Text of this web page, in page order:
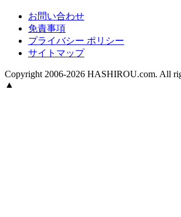
お問い合わせ
免責事項
プライバシー ポリシー
サイトマップ
Copyright 2006-2026 HASHIROU.com. All
▲